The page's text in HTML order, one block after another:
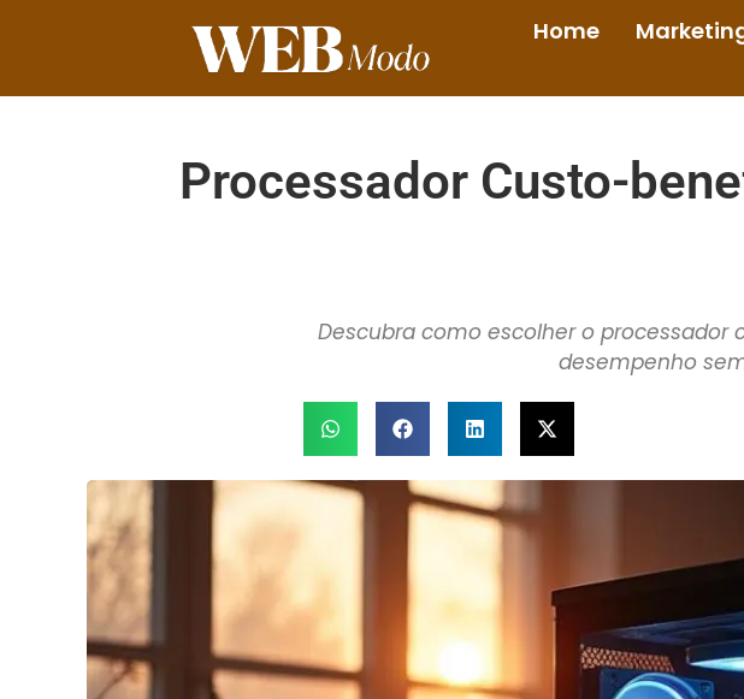
Home
Processador Custo-
Descubra como escolher o processador
desempenho